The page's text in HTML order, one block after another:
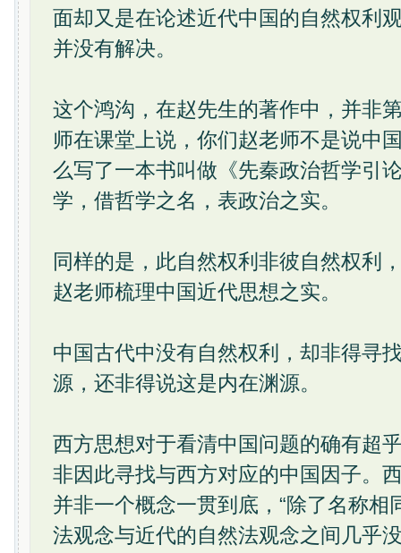
面却又是在论述近代中国的自然权利
并没有解决。
这个鸿沟，在赵先生的著作中，并非
师在课堂上说，你们赵老师不是说中
么写了一本书叫做《先秦政治哲学引
学，借哲学之名，表政治之实。
同样的是，此自然权利非彼自然权利
赵老师梳理中国近代思想之实。
中国古代中没有自然权利，却非得寻
源，还非得说这是内在渊源。
西方思想对于看清中国问题的确有超
非因此寻找与西方对应的中国因子。
并非一个概念一贯到底，“除了名称相
法观念与近代的自然法观念之间几乎